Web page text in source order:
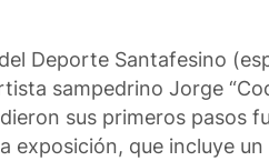
Deporte Santafesino
sampedrino Jorge
sus primeros pasos
exposición, que incluye